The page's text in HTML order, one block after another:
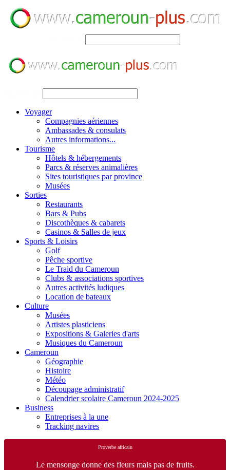
Voyager
Compagnies aériennes
Ambassades & consulats
Autres informations...
Tourisme
Hôtels & hébergements
Parcs & réserves animalières
Sites touristiques par province
Musées
Sorties
Restaurants
Bars & Pubs
Discothèques & cabarets
Casinos & Salles de jeux
Sports & Loisirs
Golf
Pêche sportive
Le Traid du Cameroun
Clubs & associations sportives
Autres activités ludiques
Location de bateaux
Culture
Musées
Artistes plasticiens
Expositions & Galeries d'arts
Musiques du Cameroun
Cameroun
Géographie
Histoire
Météo
Découpage administratif
Calendrier scolaire Cameroun 2024-2025
Business
Entreprises à la une
Tracking navires
Proverbe africain
Le mensonge donne des fleurs mais pas de fruits.